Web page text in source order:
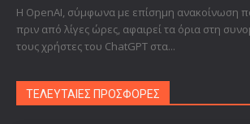
Η OpenAI, σύμφωνα με επίσημη ανακοίνωση
πριν από λίγες ώρες, αφαιρεί τα όρια στη
τους χρήστες του ChatGPT στα...
ΤΕΛΕΥΤΑΙΕΣ ΠΡΟΣΦΟΡΕΣ